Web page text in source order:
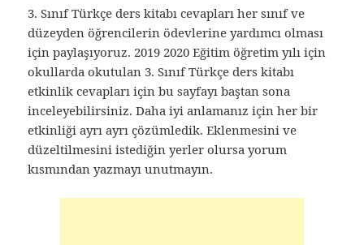
3. Sınıf Türkçe ders kitabı cevapları her sınıf ve
düzeyden öğrencilerin ödevlerine yardımcı olması
için paylaşıyoruz. 2019 2020 Eğitim öğretim yılı için
okullarda okutulan 3. Sınıf Türkçe ders kitabı
etkinlik cevapları için bu sayfayı baştan sona
inceleyebilirsiniz. Daha iyi anlamanız için her bir
etkinliği ayrı ayrı çözümledik. Eklenmesini ve
düzeltilmesini istediğin yerler olursa yorum
kısmından yazmayı unutmayın.